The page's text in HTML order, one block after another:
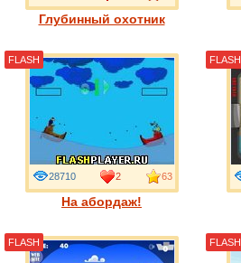
Глубинный охотник
На абордаж!
28710 2 63
FLASH FLASH
FLASH FLASH